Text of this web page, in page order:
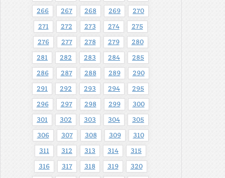
266 267 268 269 270
271 272 273 274 275
276 277 278 279 280
281 282 283 284 285
286 287 288 289 290
291 292 293 294 295
296 297 298 299 300
301 302 303 304 305
306 307 308 309 310
311 312 313 314 315
316 317 318 319 320